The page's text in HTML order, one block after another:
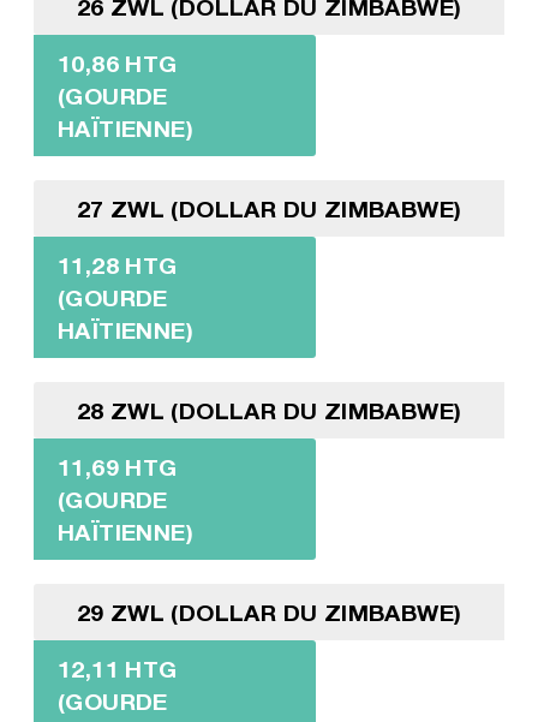
26 ZWL (DOLLAR DU ZIMBABWE)
10,86 HTG
(GOURDE
HAÏTIENNE)
27 ZWL (DOLLAR DU ZIMBABWE)
11,28 HTG
(GOURDE
HAÏTIENNE)
28 ZWL (DOLLAR DU ZIMBABWE)
11,69 HTG
(GOURDE
HAÏTIENNE)
29 ZWL (DOLLAR DU ZIMBABWE)
12,11 HTG
(GOURDE